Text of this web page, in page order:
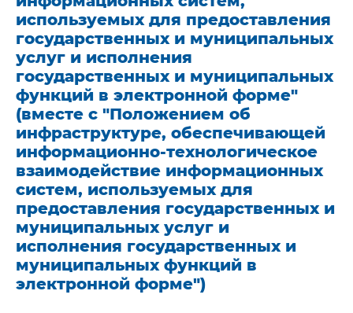
используемых для предоставления
государственных и муниципальных
услуг и исполнения
государственных и муниципальных
функций в электронной форме"
(вместе с "Положением об
инфраструктуре, обеспечивающей
информационно-технологическое
взаимодействие информационных
систем, используемых для
предоставления государственных и
муниципальных услуг и
исполнения государственных и
муниципальных функций в
электронной форме")